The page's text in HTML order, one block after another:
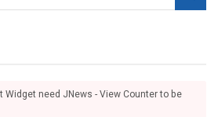
Widget need JNews - View Counter to be